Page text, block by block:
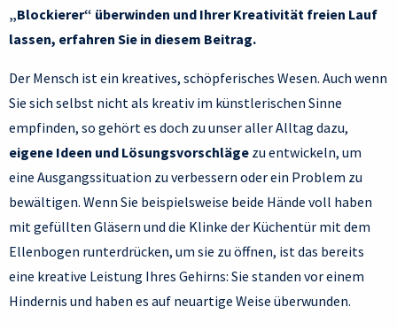
„Blockierer“ überwinden und Ihrer Kreativität freien Lauf
lassen, erfahren Sie in diesem Beitrag.
Der Mensch ist ein kreatives, schöpferisches Wesen. Auch wenn
Sie sich selbst nicht als kreativ im künstlerischen Sinne
empfinden, so gehört es doch zu unser aller Alltag dazu,
eigene Ideen und Lösungsvorschläge zu entwickeln, um
eine Ausgangssituation zu verbessern oder ein Problem zu
bewältigen. Wenn Sie beispielsweise beide Hände voll haben
mit gefüllten Gläsern und die Klinke der Küchentür mit dem
Ellenbogen runterdrücken, um sie zu öffnen, ist das bereits
eine kreative Leistung Ihres Gehirns: Sie standen vor einem
Hindernis und haben es auf neuartige Weise überwunden.